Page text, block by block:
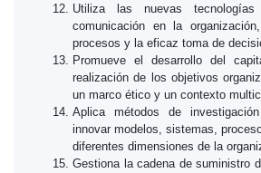
Utiliza las nuevas
comunicación en la
procesos y la eficaz toma de
Promueve el desarrollo del
realización de los objetivos
un marco ético y un contexto
Aplica métodos de
innovar modelos, sistemas,
diferentes dimensiones de la
Gestiona la cadena de suministro